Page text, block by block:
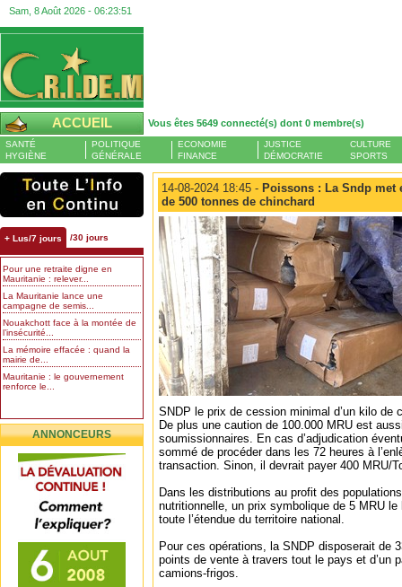
Sam, 8 Août 2026 - 06:23:52
ACCUEIL Vous êtes 5649 connecté(s) dont 0 membre(s)
SANTÉ
HYGIÈNE
POLITIQUE
GÉNÉRALE
ECONOMIE
FINANCE
JUSTICE
DÉMOCRATIE
CULTURE
SPORTS
+ Lus/7 jours /30 jours
Pour une retraite digne en
Mauritanie : relever...
La Mauritanie lance une
campagne de semis...
Nouakchott face à la montée de
l’insécurité...
La mémoire effacée : quand la
mairie de...
Mauritanie : le gouvernement
renforce le...
ANNONCEURS
14-08-2024 18:45 - Poissons : La Sndp met
de 500 tonnes de chinchard
SNDP le prix de cession minimal d’un kilo de
De plus une caution de 100.000 MRU est
soumissionnaires. En cas d’adjudication
sommé de procéder dans les 72 heures à
transaction. Sinon, il devrait payer 400 MRU/
Dans les distributions au profit des
nutritionnelle, un prix symbolique de 5 MRU
toute l’étendue du territoire national.
Pour ces opérations, la SNDP disposerait de
points de vente à travers tout le pays et d’un
camions-frigos.